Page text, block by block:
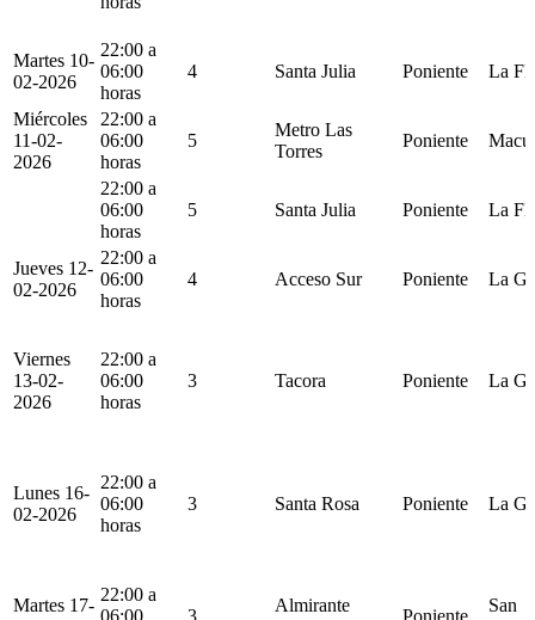
Martes 10-
02-2026
22:00 a
06:00
horas
4 Santa Julia Poniente La
Miércoles
11-02-
2026
22:00 a
06:00
horas
5
Metro Las
Torres
Poniente Macul
22:00 a
06:00
horas
5 Santa Julia Poniente La
Jueves 12-
02-2026
22:00 a
06:00
horas
4 Acceso Sur Poniente La
Viernes
13-02-
2026
22:00 a
06:00
horas
3 Tacora Poniente La
Lunes 16-
02-2026
22:00 a
06:00
horas
3 Santa Rosa Poniente La
Martes 17-
22:00 a
06:00
3
Almirante
Poniente
San